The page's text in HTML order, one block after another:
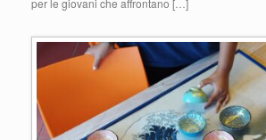
per le giovani che affrontano […]